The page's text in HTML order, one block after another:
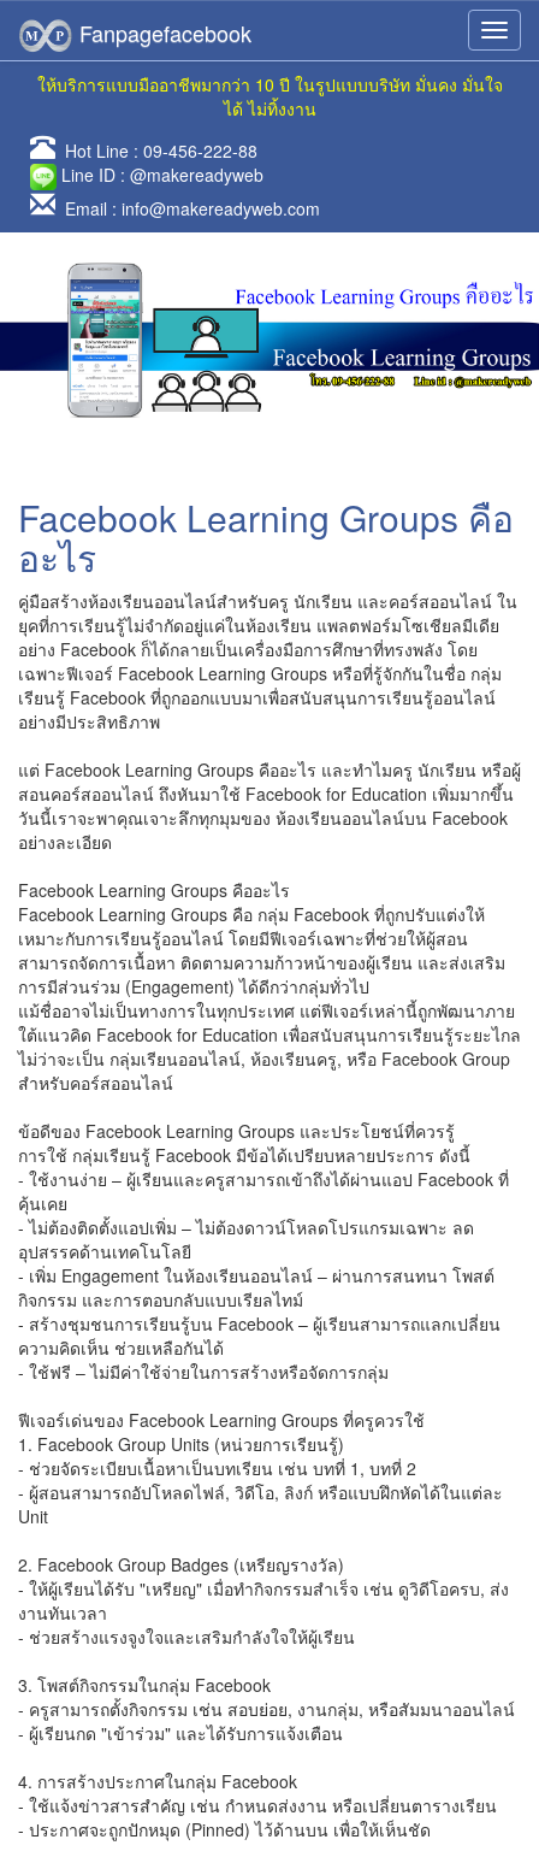
Fanpagefacebook
ให้บริการแบบมืออาชีพมากว่า 10 ปี ในรูปแบบบริษัท มั่นคง มั่นใจ
ได้ ไม่ทิ้งงาน
Hot Line : 09-456-222-88
Line ID : @makereadyweb
Email : info@makereadyweb.com
Facebook Learning Groups คือ
อะไร
คู่มือสร้างห้องเรียนออนไลน์สำหรับครู นักเรียน และคอร์สออนไลน์ ใน
ยุคที่การเรียนรู้ไม่จำกัดอยู่แค่ในห้องเรียน แพลตฟอร์มโซเชียลมีเดีย
อย่าง Facebook ก็ได้กลายเป็นเครื่องมือการศึกษาที่ทรงพลัง โดย
เฉพาะฟีเจอร์ Facebook Learning Groups หรือที่รู้จักกันในชื่อ กลุ่ม
เรียนรู้ Facebook ที่ถูกออกแบบมาเพื่อสนับสนุนการเรียนรู้ออนไลน์
อย่างมีประสิทธิภาพ
แต่ Facebook Learning Groups คืออะไร และทำไมครู นักเรียน หรือผู้
สอนคอร์สออนไลน์ ถึงหันมาใช้ Facebook for Education เพิ่มมากขึ้น
วันนี้เราจะพาคุณเจาะลึกทุกมุมของ ห้องเรียนออนไลน์บน Facebook
อย่างละเอียด
Facebook Learning Groups คืออะไร
Facebook Learning Groups คือ กลุ่ม Facebook ที่ถูกปรับแต่งให้
เหมาะกับการเรียนรู้ออนไลน์ โดยมีฟีเจอร์เฉพาะที่ช่วยให้ผู้สอน
สามารถจัดการเนื้อหา ติดตามความก้าวหน้าของผู้เรียน และส่งเสริม
การมีส่วนร่วม (Engagement) ได้ดีกว่ากลุ่มทั่วไป
แม้ชื่ออาจไม่เป็นทางการในทุกประเทศ แต่ฟีเจอร์เหล่านี้ถูกพัฒนาภาย
ใต้แนวคิด Facebook for Education เพื่อสนับสนุนการเรียนรู้ระยะไกล
ไม่ว่าจะเป็น กลุ่มเรียนออนไลน์, ห้องเรียนครู, หรือ Facebook Group
สำหรับคอร์สออนไลน์
ข้อดีของ Facebook Learning Groups และประโยชน์ที่ควรรู้
การใช้ กลุ่มเรียนรู้ Facebook มีข้อได้เปรียบหลายประการ ดังนี้
- ใช้งานง่าย – ผู้เรียนและครูสามารถเข้าถึงได้ผ่านแอป Facebook ที่
คุ้นเคย
- ไม่ต้องติดตั้งแอปเพิ่ม – ไม่ต้องดาวน์โหลดโปรแกรมเฉพาะ ลด
อุปสรรคด้านเทคโนโลยี
- เพิ่ม Engagement ในห้องเรียนออนไลน์ – ผ่านการสนทนา โพสต์
กิจกรรม และการตอบกลับแบบเรียลไทม์
- สร้างชุมชนการเรียนรู้บน Facebook – ผู้เรียนสามารถแลกเปลี่ยน
ความคิดเห็น ช่วยเหลือกันได้
- ใช้ฟรี – ไม่มีค่าใช้จ่ายในการสร้างหรือจัดการกลุ่ม
ฟีเจอร์เด่นของ Facebook Learning Groups ที่ครูควรใช้
1. Facebook Group Units (หน่วยการเรียนรู้)
- ช่วยจัดระเบียบเนื้อหาเป็นบทเรียน เช่น บทที่ 1, บทที่ 2
- ผู้สอนสามารถอัปโหลดไฟล์, วิดีโอ, ลิงก์ หรือแบบฝึกหัดได้ในแต่ละ
Unit
2. Facebook Group Badges (เหรียญรางวัล)
- ให้ผู้เรียนได้รับ "เหรียญ" เมื่อทำกิจกรรมสำเร็จ เช่น ดูวิดีโอครบ, ส่ง
งานทันเวลา
- ช่วยสร้างแรงจูงใจและเสริมกำลังใจให้ผู้เรียน
3. โพสต์กิจกรรมในกลุ่ม Facebook
- ครูสามารถตั้งกิจกรรม เช่น สอบย่อย, งานกลุ่ม, หรือสัมมนาออนไลน์
- ผู้เรียนกด "เข้าร่วม" และได้รับการแจ้งเตือน
4. การสร้างประกาศในกลุ่ม Facebook
- ใช้แจ้งข่าวสารสำคัญ เช่น กำหนดส่งงาน หรือเปลี่ยนตารางเรียน
- ประกาศจะถูกปักหมุด (Pinned) ไว้ด้านบน เพื่อให้เห็นชัด